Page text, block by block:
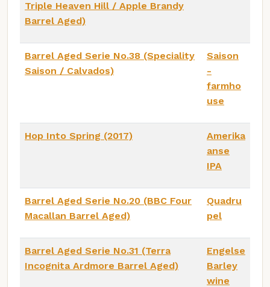
Triple Heaven Hill / Apple Brandy
Barrel Aged)
Barrel Aged Serie No.38 (Speciality
Saison / Calvados)
Saison
-
farmho
use
Hop Into Spring (2017)
Amerika
anse
IPA
Barrel Aged Serie No.20 (BBC Four
Macallan Barrel Aged)
Quadru
pel
Barrel Aged Serie No.31 (Terra
Incognita Ardmore Barrel Aged)
Engelse
Barley
wine